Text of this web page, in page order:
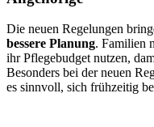
Die neuen Regelungen
bessere Planung. Familien
ihr Pflegebudget nutzen,
Besonders bei der neuen
es sinnvoll, sich frühzeitig